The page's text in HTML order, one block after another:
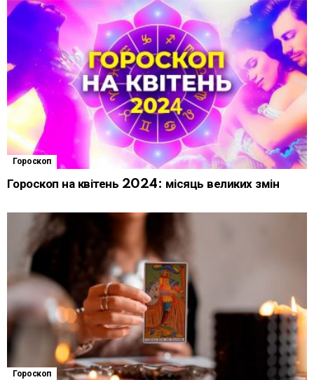
Гороскоп
Гороскоп на квітень 2024: місяць великих змін
Гороскоп